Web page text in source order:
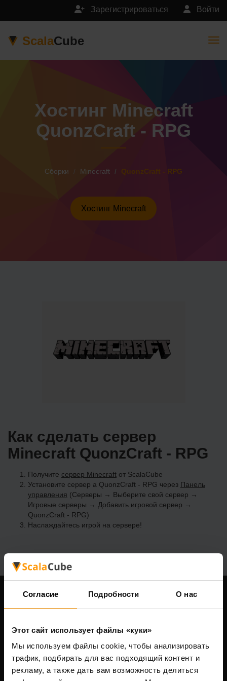
Согласие Подробности О нас
Этот сайт использует файлы «куки»
Мы используем файлы cookie, чтобы анализировать
трафик, подбирать для вас подходящий контент и
рекламу, а также дать вам возможность делиться
Войти
Зарегистрироваться
ScalaCube
Хостинг Minecraft
QuonzCraft - RPG
Сборки Minecraft QuonzCraft - RPG
Хостинг Minecraft
Как сделать сервер
Minecraft QuonzCraft - RPG
Получите сервер Minecraft от ScalaCube
Установите сервер a QuonzCraft - RPG через Панель
управления (Серверы → Выберите свой сервер →
Игровые серверы → Добавить игровой сервер →
QuonzCraft - RPG)
Наслаждайтесь игрой на сервере!
Scalable Hosting Solutions OÜ
Код компании: 14652605
VAT-номер: EE102133820